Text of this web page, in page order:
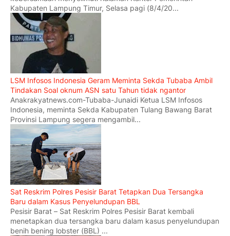
Kabupaten Lampung Timur, Selasa pagi (8/4/20...
LSM Infosos Indonesia Geram Meminta Sekda Tubaba Ambil
Tindakan Soal oknum ASN satu Tahun tidak ngantor
Anakrakyatnews.com-Tubaba-Junaidi Ketua LSM Infosos
Indonesia, meminta Sekda Kabupaten Tulang Bawang Barat
Provinsi Lampung segera mengambil...
Sat Reskrim Polres Pesisir Barat Tetapkan Dua Tersangka
Baru dalam Kasus Penyelundupan BBL
Pesisir Barat – Sat Reskrim Polres Pesisir Barat kembali
menetapkan dua tersangka baru dalam kasus penyelundupan
benih bening lobster (BBL) ...